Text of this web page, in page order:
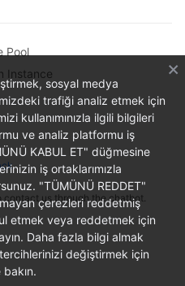
Pool
Instance
contact us through the chatbot.
sosyal medya
trafiği analiz etmek için
kullanımınızla ilgili bilgileri
ve analiz platformu iş
KABUL ET" düğmesine
iş ortaklarımızla
"TÜMÜNÜ REDDET"
çerezleri reddetmiş
etmek veya reddetmek için
Daha fazla bilgi almak
değiştirmek için